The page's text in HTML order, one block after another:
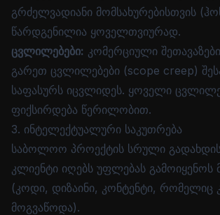
გრძელვადიანი მომსახურებისთვის
წარდგენილია ყოველთვიურად.
ცვლილებები: კომერციული
გარეთ ცვლილებები (scope creep)
საფასურს იცვლიდეს. ყოველი
ფიქსირდება წერილობით.
3. ინტელექტუალური საკუთრება
საბოლოო პროექტის სრული გადახდის
კლიენტი იღებს უფლებას გამოიყენოს
(კოდი, დიზაინი, კონტენტი, რომელიც
მოგვაწოდა).